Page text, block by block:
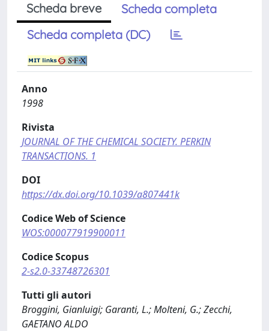
Scheda breve
Scheda completa
Scheda completa (DC)
Anno
1998
Rivista
JOURNAL OF THE CHEMICAL SOCIETY. PERKIN
TRANSACTIONS. 1
DOI
https://dx.doi.org/10.1039/a807441k
Codice Web of Science
WOS:000077919900011
Codice Scopus
2-s2.0-33748726301
Tutti gli autori
Broggini, Gianluigi; Garanti, L.; Molteni, G.; Zecchi,
GAETANO ALDO